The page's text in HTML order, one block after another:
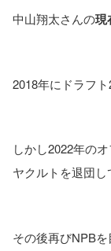
中山翔太さんの現
2018年にドラフ
しかし2022年の
ヤクルトを退団し
その後再びNPB